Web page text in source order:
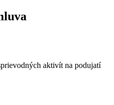
aktivít na podujatí